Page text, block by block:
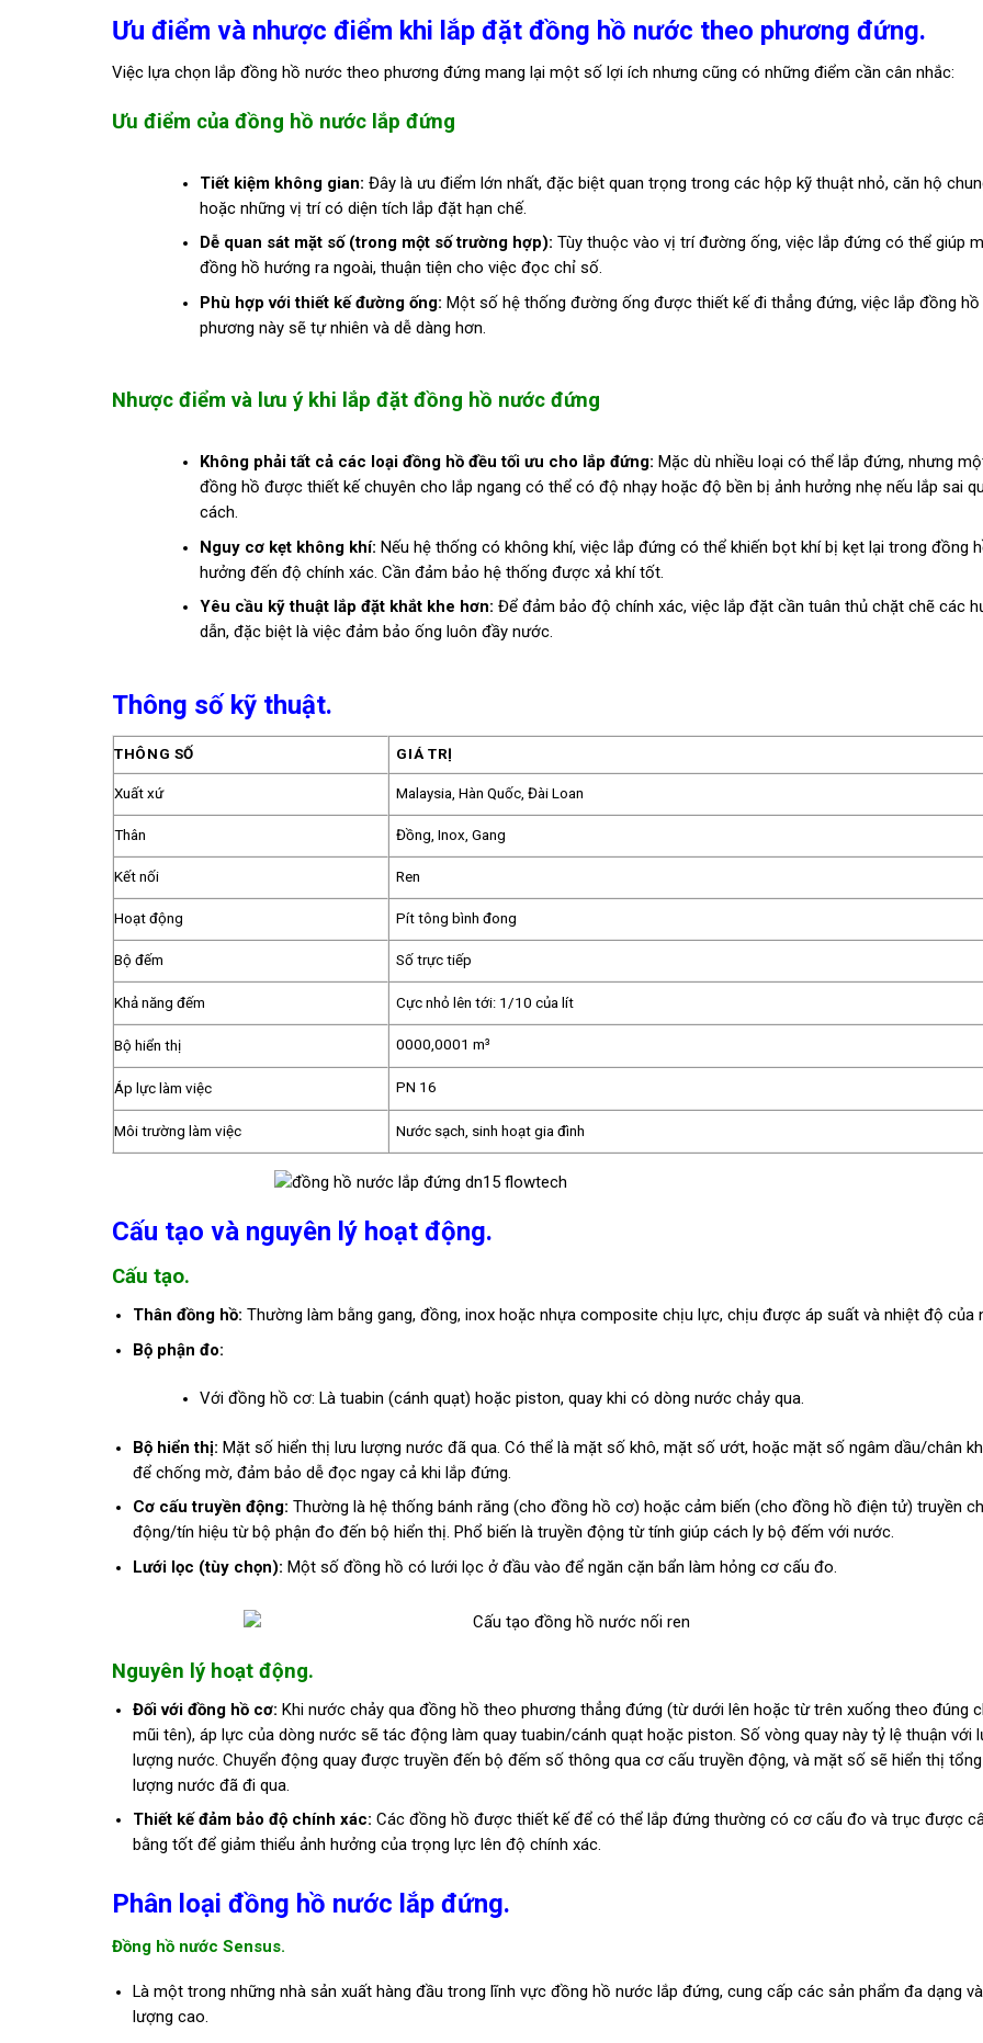
Ưu điểm và nhược điểm khi lắp đặt đồng hồ nước theo phương đứng.
Việc lựa chọn lắp đồng hồ nước theo phương đứng mang lại một số lợi ích nhưng cũng có những điểm cần cân nhắc:
Ưu điểm của đồng hồ nước lắp đứng
Tiết kiệm không gian: Đây là ưu điểm lớn nhất, đặc biệt quan trọng trong các hộp kỹ thuật nhỏ, căn hộ
hoặc những vị trí có diện tích lắp đặt hạn chế.
Dễ quan sát mặt số (trong một số trường hợp): Tùy thuộc vào vị trí đường ống, việc lắp đứng có thể giúp
đồng hồ hướng ra ngoài, thuận tiện cho việc đọc chỉ số.
Phù hợp với thiết kế đường ống: Một số hệ thống đường ống được thiết kế đi thẳng đứng, việc lắp đồng
phương này sẽ tự nhiên và dễ dàng hơn.
Nhược điểm và lưu ý khi lắp đặt đồng hồ nước đứng
Không phải tất cả các loại đồng hồ đều tối ưu cho lắp đứng: Mặc dù nhiều loại có thể lắp đứng, nhưng
đồng hồ được thiết kế chuyên cho lắp ngang có thể có độ nhạy hoặc độ bền bị ảnh hưởng nhẹ nếu lắp sai
cách.
Nguy cơ kẹt không khí: Nếu hệ thống có không khí, việc lắp đứng có thể khiến bọt khí bị kẹt lại trong đồng
hưởng đến độ chính xác. Cần đảm bảo hệ thống được xả khí tốt.
Yêu cầu kỹ thuật lắp đặt khắt khe hơn: Để đảm bảo độ chính xác, việc lắp đặt cần tuân thủ chặt chẽ các
dẫn, đặc biệt là việc đảm bảo ống luôn đầy nước.
Thông số kỹ thuật.
THÔNG SỐ GIÁ TRỊ
Xuất xứ Malaysia, Hàn Quốc, Đài Loan
Thân Đồng, Inox, Gang
Kết nối Ren
Hoạt động Pít tông bình đong
Bộ đếm Số trực tiếp
Khả năng đếm Cực nhỏ lên tới: 1/10 của lít
Bộ hiển thị 0000,0001 m³
Áp lực làm việc PN 16
Môi trường làm việc Nước sạch, sinh hoạt gia đình
Cấu tạo và nguyên lý hoạt động.
Cấu tạo.
Thân đồng hồ: Thường làm bằng gang, đồng, inox hoặc nhựa composite chịu lực, chịu được áp suất và nhiệt độ của
Bộ phận đo:
Với đồng hồ cơ: Là tuabin (cánh quạt) hoặc piston, quay khi có dòng nước chảy qua.
Bộ hiển thị: Mặt số hiển thị lưu lượng nước đã qua. Có thể là mặt số khô, mặt số ướt, hoặc mặt số ngâm dầu/chân
để chống mờ, đảm bảo dễ đọc ngay cả khi lắp đứng.
Cơ cấu truyền động: Thường là hệ thống bánh răng (cho đồng hồ cơ) hoặc cảm biến (cho đồng hồ điện tử) truyền
động/tín hiệu từ bộ phận đo đến bộ hiển thị. Phổ biến là truyền động từ tính giúp cách ly bộ đếm với nước.
Lưới lọc (tùy chọn): Một số đồng hồ có lưới lọc ở đầu vào để ngăn cặn bẩn làm hỏng cơ cấu đo.
Nguyên lý hoạt động.
Đối với đồng hồ cơ: Khi nước chảy qua đồng hồ theo phương thẳng đứng (từ dưới lên hoặc từ trên xuống theo đúng
mũi tên), áp lực của dòng nước sẽ tác động làm quay tuabin/cánh quạt hoặc piston. Số vòng quay này tỷ lệ thuận với
lượng nước. Chuyển động quay được truyền đến bộ đếm số thông qua cơ cấu truyền động, và mặt số sẽ hiển thị
lượng nước đã đi qua.
Thiết kế đảm bảo độ chính xác: Các đồng hồ được thiết kế để có thể lắp đứng thường có cơ cấu đo và trục được
bằng tốt để giảm thiểu ảnh hưởng của trọng lực lên độ chính xác.
Phân loại đồng hồ nước lắp đứng.
Đồng hồ nước Sensus.
Là một trong những nhà sản xuất hàng đầu trong lĩnh vực đồng hồ nước lắp đứng, cung cấp các sản phẩm đa dạng
lượng cao.